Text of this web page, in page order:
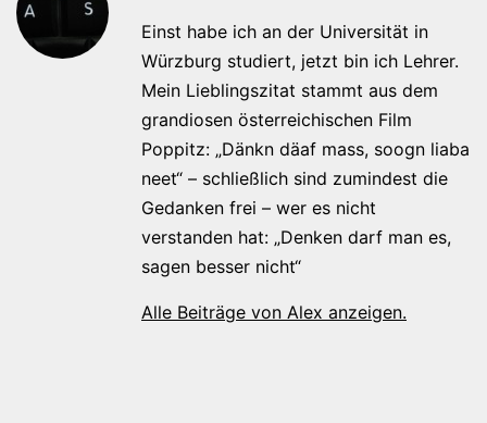
Einst habe ich an der Universität in
Würzburg studiert, jetzt bin ich Lehrer.
Mein Lieblingszitat stammt aus dem
grandiosen österreichischen Film
Poppitz: „Dänkn däaf mass, soogn liaba
neet“ – schließlich sind zumindest die
Gedanken frei – wer es nicht
verstanden hat: „Denken darf man es,
sagen besser nicht“
Alle Beiträge von Alex anzeigen.